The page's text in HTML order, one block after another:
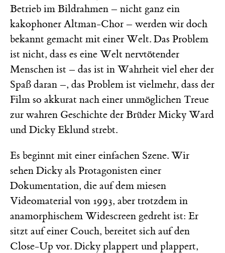
Betrieb im Bildrahmen – nicht ganz ein
kakophoner Altman-Chor – werden wir doch
bekannt gemacht mit einer Welt. Das Problem
ist nicht, dass es eine Welt nervtötender
Menschen ist – das ist in Wahrheit viel eher der
Spaß daran –, das Problem ist vielmehr, dass der
Film so akkurat nach einer unmöglichen Treue
zur wahren Geschichte der Brüder Micky Ward
und Dicky Eklund strebt.
Es beginnt mit einer einfachen Szene. Wir
sehen Dicky als Protagonisten einer
Dokumentation, die auf dem miesen
Videomaterial von 1993, aber trotzdem in
anamorphischem Widescreen gedreht ist: Er
sitzt auf einer Couch, bereitet sich auf den
Close-Up vor. Dicky plappert und plappert,